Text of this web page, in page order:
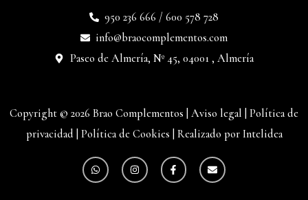
950 236 666 / 600 578 728
info@braocomplementos.com
Paseo de Almería, Nº 45, 04001 , Almería
Copyright © 2026 Brao Complementos | Aviso legal Política de
privacidad Política de Cookies Realizado por Intelidea
W
h
a
I
n
s
F
a
c
E
n
v